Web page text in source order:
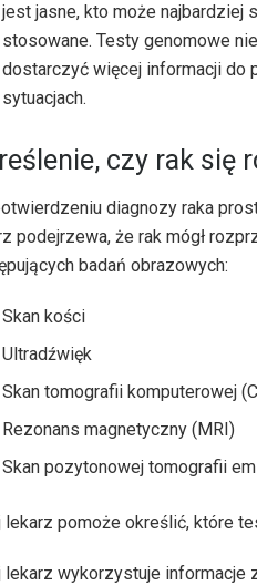
jest jasne, kto może najbardziej
stosowane. Testy genomowe
dostarczyć więcej informacji do
sytuacjach.
czy rak się
diagnozy raka
podejrzewa, że ​​rak mógł
badań obrazowych:
Skan kości
Ultradźwięk
Skan tomografii komputerowej
Rezonans magnetyczny (MRI)
Skan pozytonowej tomografii
lekarz pomoże określić, które
lekarz wykorzystuje informacje